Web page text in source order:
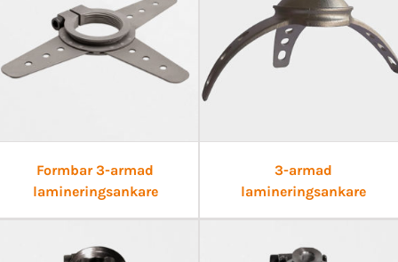
Formbar 3-armad
lamineringsankare
3-armad
lamineringsankare